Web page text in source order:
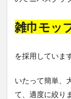
雑巾モッ
を採用していま
いたって簡単、
て、適度に絞り